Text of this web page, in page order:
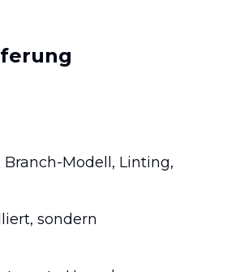
Branch-Modell, Linting,
sondern